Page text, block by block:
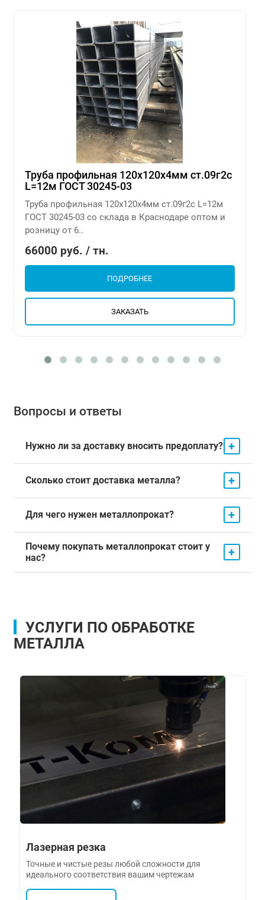
Труба профильная 120х120х4мм ст.09г2с
L=12м ГОСТ 30245-03
Труба профильная 120х120х4мм ст.09г2с L=12м
ГОСТ 30245-03 со склада в Краснодаре оптом и
розницу от 6..
66000 руб. / тн.
ПОДРОБНЕЕ
ЗАКАЗАТЬ
Вопросы и ответы
Нужно ли за доставку вносить предоплату? +
Сколько стоит доставка металла? +
Для чего нужен металлопрокат? +
Почему покупать металлопрокат стоит у
нас?
+
УСЛУГИ ПО ОБРАБОТКЕ
МЕТАЛЛА
Лазерная резка
Точные и чистые резы любой сложности для
идеального соответствия вашим чертежам